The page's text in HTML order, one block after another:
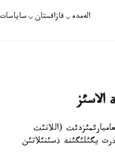
الەمدە قازاقستان ساياسات
(اللانئث
يگئلئگئنة ذسئنئلاتئن